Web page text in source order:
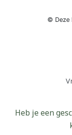
Heb je een